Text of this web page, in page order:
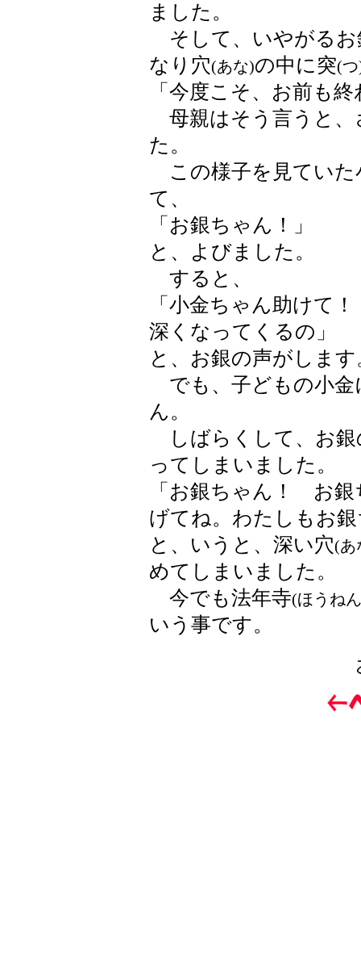
ました。
そして、いやがるお
なり穴(あな)の中に突(
「今度こそ、お前も
母親はそう言うと、
た。
この様子を見ていた
て、
「お銀ちゃん！」
と、よびました。
すると、
「小金ちゃん助けて
深くなってくるの」
と、お銀の声がします
でも、子どもの小金
ん。
しばらくして、お銀
ってしまいました。
「お銀ちゃん！ お
げてね。わたしもお
と、いうと、深い穴(あ
めてしまいました。
今でも法年寺(ほうね
いう事です。